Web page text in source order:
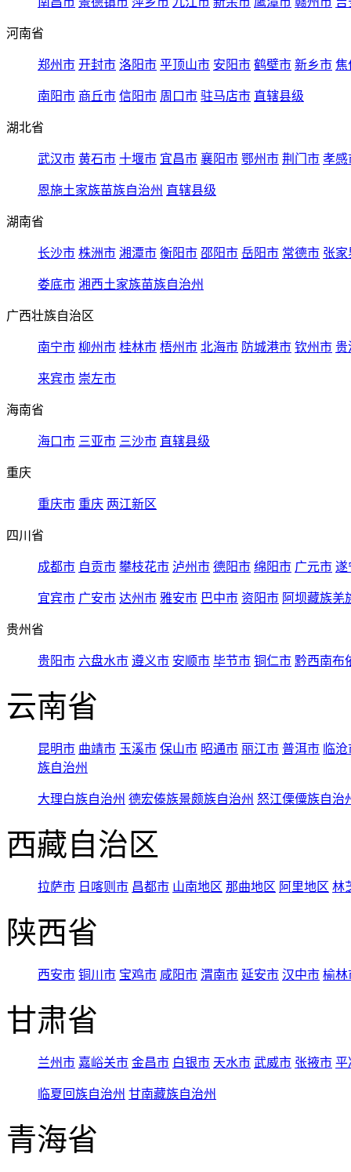
河南省
郑州市 开封市 洛阳市 平顶山市 安阳市 鹤壁市 新乡市 焦
南阳市 商丘市 信阳市 周口市 驻马店市 直辖县级
湖北省
武汉市 黄石市 十堰市 宜昌市 襄阳市 鄂州市 荆门市 孝感
恩施土家族苗族自治州 直辖县级
湖南省
长沙市 株洲市 湘潭市 衡阳市 邵阳市 岳阳市 常德市 张家
娄底市 湘西土家族苗族自治州
广西壮族自治区
南宁市 柳州市 桂林市 梧州市 北海市 防城港市 钦州市 贵
来宾市 崇左市
海南省
海口市 三亚市 三沙市 直辖县级
重庆
重庆市 重庆 两江新区
四川省
成都市 自贡市 攀枝花市 泸州市 德阳市 绵阳市 广元市 遂
宜宾市 广安市 达州市 雅安市 巴中市 资阳市 阿坝藏族羌
贵州省
贵阳市 六盘水市 遵义市 安顺市 毕节市 铜仁市 黔西南布
云南省
昆明市 曲靖市 玉溪市 保山市 昭通市 丽江市 普洱市 临
族自治州
大理白族自治州 德宏傣族景颇族自治州 怒江傈僳族自治
西藏自治区
拉萨市 日喀则市 昌都市 山南地区 那曲地区 阿里地区 林
陕西省
西安市 铜川市 宝鸡市 咸阳市 渭南市 延安市 汉中市 榆林
甘肃省
兰州市 嘉峪关市 金昌市 白银市 天水市 武威市 张掖市 平
临夏回族自治州 甘南藏族自治州
青海省